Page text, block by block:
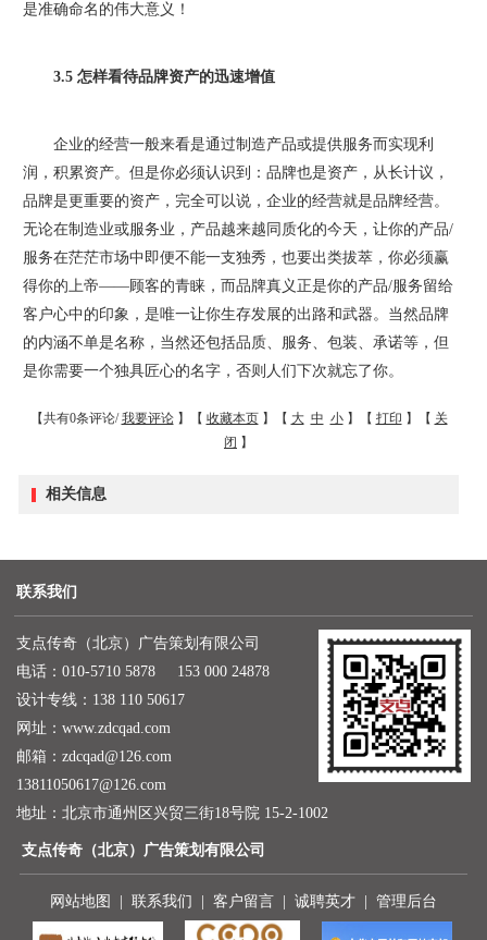
是准确命名的伟大意义！
3.5 怎样看待品牌资产的迅速增值
企业的经营一般来看是通过制造产品或提供服务而实现利
润，积累资产。但是你必须认识到：品牌也是资产，从长计议，
品牌是更重要的资产，完全可以说，企业的经营就是品牌经营。
无论在制造业或服务业，产品越来越同质化的今天，让你的产品/
服务在茫茫市场中即便不能一支独秀，也要出类拔萃，你必须赢
得你的上帝——顾客的青睐，而品牌真义正是你的产品/服务留给
客户心中的印象，是唯一让你生存发展的出路和武器。当然品牌
的内涵不单是名称，当然还包括品质、服务、包装、承诺等，但
是你需要一个独具匠心的名字，否则人们下次就忘了你。
【共有0条评论/ 我要评论 】【 收藏本页 】【 大 中 小 】【 打印 】【 关
闭 】
相关信息
联系我们
支点传奇（北京）广告策划有限公司
电话：010-5710 5878 153 000 24878
设计专线：138 110 50617
网址：www.zdcqad.com
邮箱：zdcqad@126.com
13811050617@126.com
地址：北京市通州区兴贸三街18号院 15-2-1002
支点传奇（北京）广告策划有限公司
网站地图 联系我们 客户留言 诚聘英才 管理后台